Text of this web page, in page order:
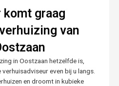
komt graag
van
in Oostzaan hetzelfde is,
even bij u langs.
en droomt in kubieke